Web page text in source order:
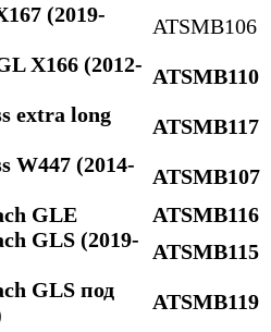
(2019-
ATSMB106
X166 (2012- ATSMB110
extra long
ATSMB117
W447 (2014-
ATSMB107
GLE
ATSMB116
GLS (2019-
ATSMB115
GLS под
ATSMB119